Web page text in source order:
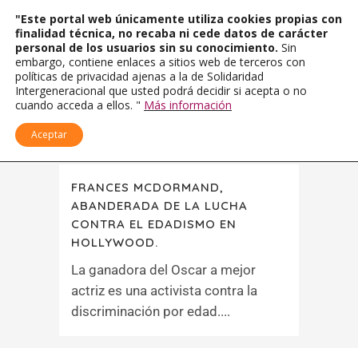
FRANCES MCDORMAND,
ABANDERADA DE LA LUCHA
CONTRA EL EDADISMO EN
HOLLYWOOD.
La ganadora del Oscar a mejor
actriz es una activista contra la
discriminación por edad....
"Este portal web únicamente utiliza cookies propias con
finalidad técnica, no recaba ni cede datos de carácter
personal de los usuarios sin su conocimiento. Sin
embargo, contiene enlaces a sitios web de terceros con
políticas de privacidad ajenas a la de Solidaridad
Intergeneracional que usted podrá decidir si acepta o no
cuando acceda a ellos. " Más información
Aceptar